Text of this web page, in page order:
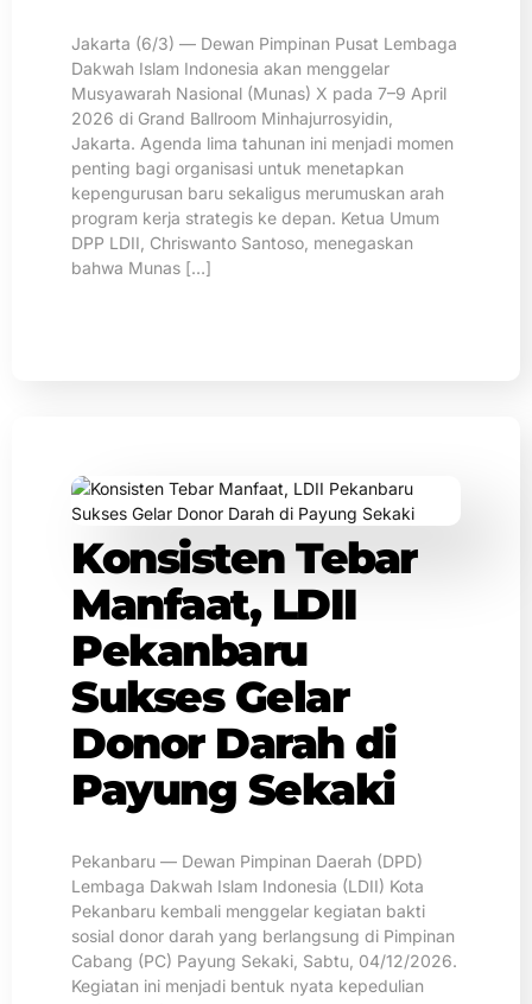
Jakarta (6/3) — Dewan Pimpinan Pusat Lembaga
Dakwah Islam Indonesia akan menggelar
Musyawarah Nasional (Munas) X pada 7–9 April
2026 di Grand Ballroom Minhajurrosyidin,
Jakarta. Agenda lima tahunan ini menjadi momen
penting bagi organisasi untuk menetapkan
kepengurusan baru sekaligus merumuskan arah
program kerja strategis ke depan. Ketua Umum
DPP LDII, Chriswanto Santoso, menegaskan
bahwa Munas […]
Konsisten Tebar
Manfaat, LDII
Pekanbaru
Sukses Gelar
Donor Darah di
Payung Sekaki
Pekanbaru — Dewan Pimpinan Daerah (DPD)
Lembaga Dakwah Islam Indonesia (LDII) Kota
Pekanbaru kembali menggelar kegiatan bakti
sosial donor darah yang berlangsung di Pimpinan
Cabang (PC) Payung Sekaki, Sabtu, 04/12/2026.
Kegiatan ini menjadi bentuk nyata kepedulian